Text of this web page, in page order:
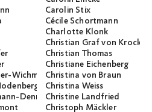
Carolin Stix
Cécile Schortmann
Charlotte Klonk
Christian Graf von
Christian Thomas
Christiane Eichenberg
WichmannChristina von Braun
Christina Weiss
DennhardtChristine Landfried
Christoph Mäckler